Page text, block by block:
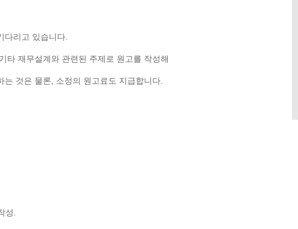
다리고 있습니다.
타 재무설계와 관련된 주제로 원고를 작성해
것은 물론, 소정의 원고료도 지급합니다.
성.